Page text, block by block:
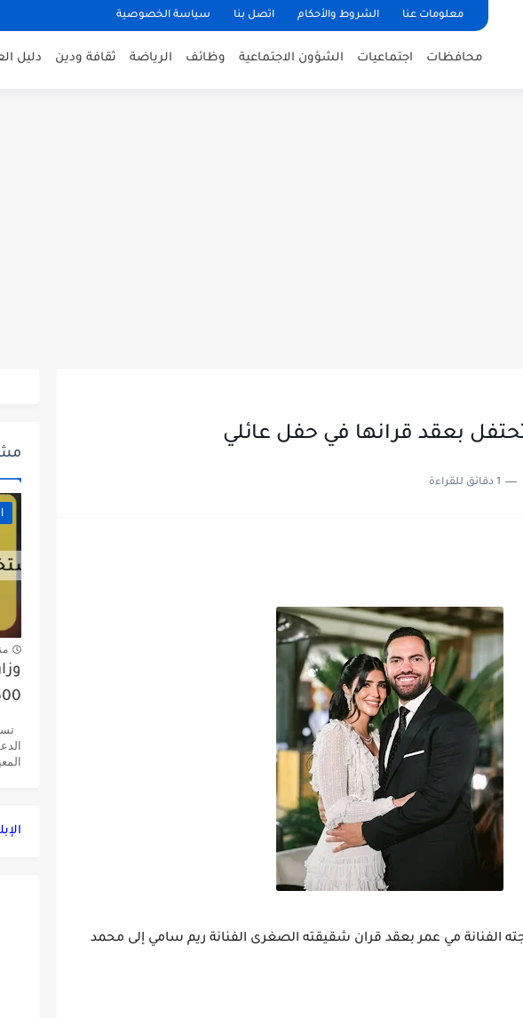
معلومات عنا الشروط والأحكام اتصل بنا سياسة الخصوصية
محافظات اجتماعيات الشؤون الاجتماعية وظائف الرياضة ثقافة ودين دليل
بعقد قرانها في حفل عائلي
1 دقائق للقراءة
الفنانة مي عمر بعقد قران شقيقته الصغرى الفنانة ريم سامي إلى محمد
1600 جنيه